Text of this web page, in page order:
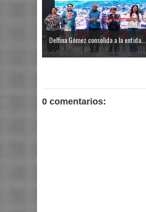
Delfina Gómez consolida a la entida...
0 comentarios: